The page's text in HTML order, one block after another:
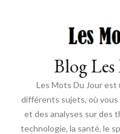
Blog
Les Mots Du Jour est
différents sujets, où
et des analyses sur des
technologie, la santé, le